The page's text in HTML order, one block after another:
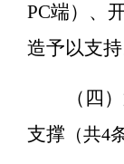
PC端）、
造予以支持
（四
支撑 （共4